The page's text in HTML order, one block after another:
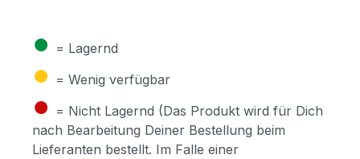
● = Lagernd
● = Wenig verfügbar
● = Nicht Lagernd (Das Produkt wird für Dich
nach Bearbeitung Deiner Bestellung beim
Lieferanten bestellt. Im Falle einer